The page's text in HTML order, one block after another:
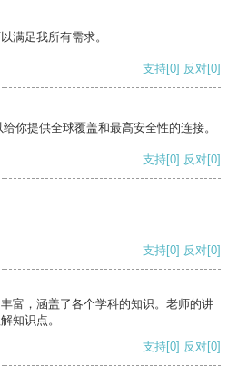
满足我所有需求。
支持[0] 反对[0]
你提供全球覆盖和最高安全性的连接。
支持[0] 反对[0]
支持[0] 反对[0]
富，涵盖了各个学科的知识。老师的讲
知识点。
支持[0] 反对[0]